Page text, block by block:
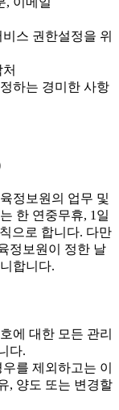
스 권한설정을 위
하는 경미한 사항
정보원의 업무 및
한 연중무휴, 1일
으로 합니다. 다만
정보원이 정한 날
합니다.
에 대한 모든 관리
다.
를 제외하고는 이
, 양도 또는 변경할